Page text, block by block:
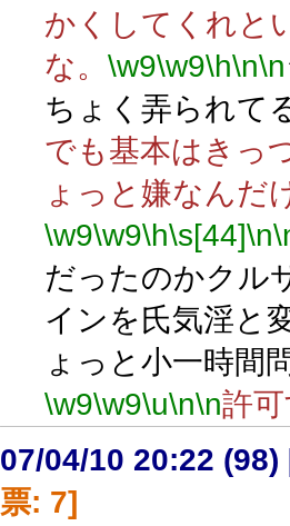
かくしてくれと
な。 \w9\w9\h\n\n
ちょく弄られて
でも基本はきっ
ょっと嫌なんだ
\w9\w9\h\s[44]\n
だったのかクル
インを氏気淫と
ょっと小一時間
\w9\w9\u\n\n許
07/04/10 20:22 (98)
票: 7]